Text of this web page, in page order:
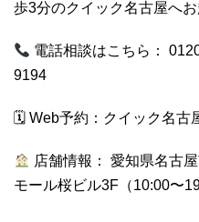
歩3分のクイック名古屋へお
電話相談はこちら：
9194
🗓 Web予約： クイック名古
店舗情報： 愛知県名古
モール桜ビル3F（10:00〜